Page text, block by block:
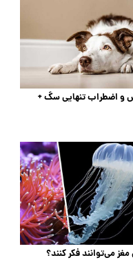
و اضطراب تنهایی سگ +
می‌توانند فکر کنند؟